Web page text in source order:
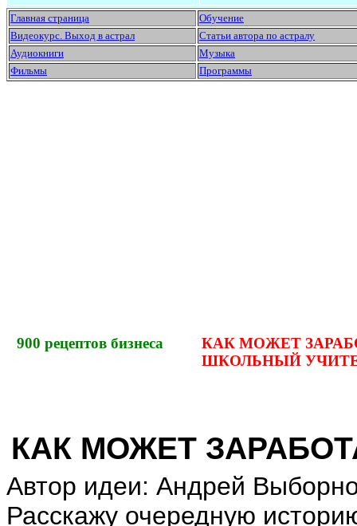
Главная страница
Обучение
Видеокурс. Выход в астрал
Статьи автора по астралу
Аудиокниги
Музыка
Фильмы
Программы
900рецептов бизнеса
КАК МОЖЕТ
ШКОЛЬНЫЙ
КАК МОЖЕТ
Автор идеи: Андрей
Расскажу очередную